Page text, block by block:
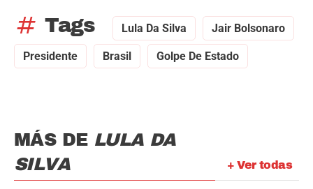
tag Tags Lula Da Silva Jair Bolsonaro
Presidente Brasil Golpe De Estado
+ Ver todas
MÁS DE LULA DA
SILVA